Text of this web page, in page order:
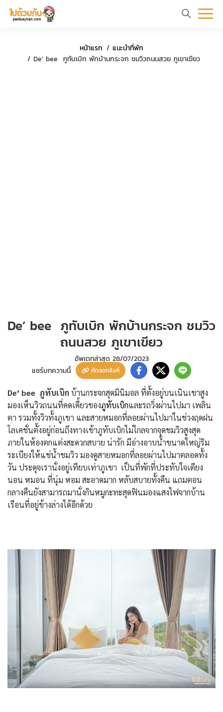
แรกท่อง เที่ยวอย่าง
หน้าแรก
แนะนำที่พัก
De’ bee ภูทับเบิก พักบ้านกระจก ชมวิวถนนสวย ภูเขาเขียว
De’ bee ภูทับเบิก พักบ้านกระจก ชมวิว
ถนนสวย ภูเขาเขียว
อัพเดทล่าสุด 28/07/2023
แชร์บทความนี้
คัดลอกลิงค์
De’ bee ภูทับเบิก บ้านกระจกสุดมินิมอล ที่ตั้งอยู่บนเนินเขาสูง
มองเห็นวิวถนนที่คดเคี้ยวของภูทับเบิกและรถวิ่งผ่านไปมา เพลิน
ตา รวมทั้งวิวทั้งภูเขา และสายหมอกที่ลอยผ่านไปมาในช่วงฤดฝน
โลเคชั่นตั้งอยู่ก่อนถึงทางเข้าภูทับเบิกไม่ไกลจากจุดชมวิวสูงสุด
ภายในห้องตกแต่งสะดวกสบาย น่ารัก มีอ่างอาบน้ำขนาดใหญ่ริม
ระเบียงให้แช่น้ำชมวิว มองดูสายหมอกที่ลอยผ่านไปมาตลอดทั้ง
วัน ประดุจเรานั่งอยู่เทียบเท่าภูเขา เป็นที่พักที่ประทับใจเตียง
นอน หมอน ที่นุ่ม หอม สะอาดมาก หลับสบายทั้งคืน แถมตอน
กลางคืนยังสามารถมานั่งกินหมูกะทะสุดฟินมองแสงไฟจากบ้าน
เรือนที่อยู่ข้างล่างได้อีกด้วย